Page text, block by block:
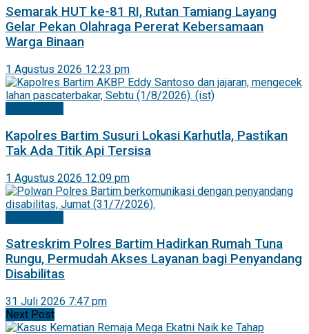
Semarak HUT ke-81 RI, Rutan Tamiang Layang
Gelar Pekan Olahraga Pererat Kebersamaan
Warga Binaan
1 Agustus 2026 12:23 pm
Kapolres Bartim Susuri Lokasi Karhutla, Pastikan
Tak Ada Titik Api Tersisa
1 Agustus 2026 12:09 pm
Satreskrim Polres Bartim Hadirkan Rumah Tuna
Rungu, Permudah Akses Layanan bagi Penyandang
Disabilitas
31 Juli 2026 7:47 pm
Next Post